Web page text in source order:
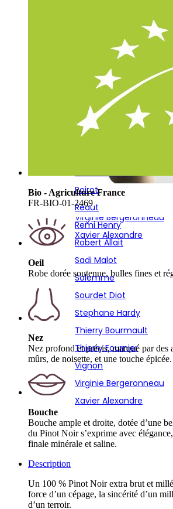
Remi Henry
Robert Allait
Sadi Malot
Solemme
Sourdet Diot
Thierry Fournier
Vignon
Virginie Bergeronneau
Xavier Alexandre
Olivier Rousseaux
P. Lancelot Royer
Pascal Mazet
Pescheux
Petitjean-Pienne
Philippe Fays
Pierson Cuvelier
Poirot
Réaut
Remi Henry
Robert Allait
Sadi Malot
Solemme
Sourdet Diot
Stephane Hardy
Thierry Bourmault
Thierry Fournier
Vignon
Virginie Bergeronneau
Xavier Alexandre
Bio - Agriculture France
FR-BIO-01-2469
Oeil
Robe dorée soutenue, bulles fines et
Nez
Nez profond et précis, marqué par des
mûrs, de noisette, et une touche épicée.
Bouche
Bouche ample et droite, dotée d’une
du Pinot Noir s’exprime avec
finale minérale et saline.
Description
Un 100 % Pinot Noir extra brut et
force d’un cépage, la sincérité d’un
d’un terroir.